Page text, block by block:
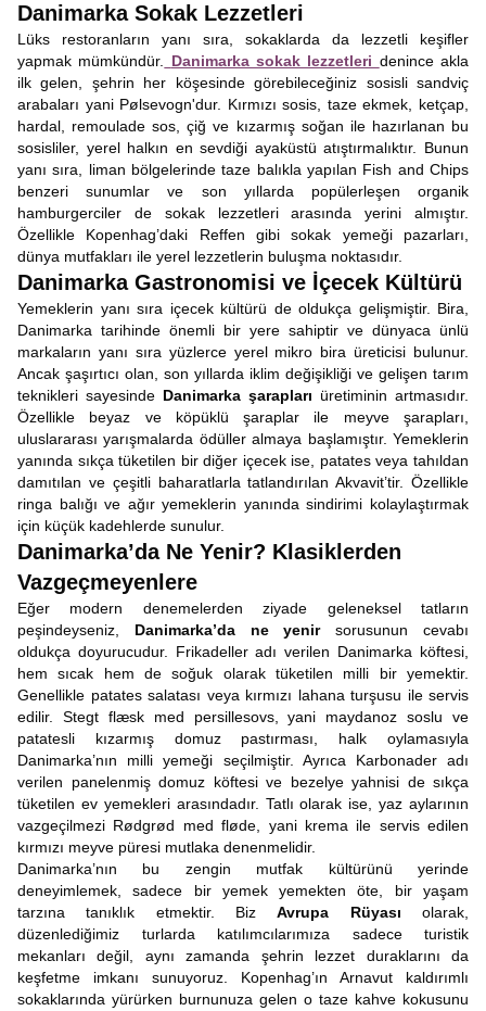
Danimarka Sokak Lezzetleri
Lüks restoranların yanı sıra, sokaklarda da lezzetli keşifler
yapmak mümkündür.
Danimarka sokak lezzetleri denince akla
ilk gelen, şehrin her köşesinde görebileceğiniz sosisli sandviç
arabaları yani Pølsevogn'dur. Kırmızı sosis, taze ekmek, ketçap,
hardal, remoulade sos, çiğ ve kızarmış soğan ile hazırlanan bu
sosisliler, yerel halkın en sevdiği ayaküstü atıştırmalıktır. Bunun
yanı sıra, liman bölgelerinde taze balıkla yapılan Fish and Chips
benzeri sunumlar ve son yıllarda popülerleşen organik
hamburgerciler de sokak lezzetleri arasında yerini almıştır.
Özellikle Kopenhag’daki Reffen gibi sokak yemeği pazarları,
dünya mutfakları ile yerel lezzetlerin buluşma noktasıdır.
Danimarka Gastronomisi ve İçecek Kültürü
Yemeklerin yanı sıra içecek kültürü de oldukça gelişmiştir. Bira,
Danimarka tarihinde önemli bir yere sahiptir ve dünyaca ünlü
markaların yanı sıra yüzlerce yerel mikro bira üreticisi bulunur.
Ancak şaşırtıcı olan, son yıllarda iklim değişikliği ve gelişen tarım
teknikleri sayesinde Danimarka şarapları üretiminin artmasıdır.
Özellikle beyaz ve köpüklü şaraplar ile meyve şarapları,
uluslararası yarışmalarda ödüller almaya başlamıştır. Yemeklerin
yanında sıkça tüketilen bir diğer içecek ise, patates veya tahıldan
damıtılan ve çeşitli baharatlarla tatlandırılan Akvavit’tir. Özellikle
ringa balığı ve ağır yemeklerin yanında sindirimi kolaylaştırmak
için küçük kadehlerde sunulur.
Danimarka’da Ne Yenir? Klasiklerden
Vazgeçmeyenlere
Eğer modern denemelerden ziyade geleneksel tatların
peşindeyseniz, Danimarka’da ne yenirsorusunun cevabı
oldukça doyurucudur. Frikadeller adı verilen Danimarka köftesi,
hem sıcak hem de soğuk olarak tüketilen milli bir yemektir.
Genellikle patates salatası veya kırmızı lahana turşusu ile servis
edilir. Stegt flæsk med persillesovs, yani maydanoz soslu ve
patatesli kızarmış domuz pastırması, halk oylamasıyla
Danimarka’nın milli yemeği seçilmiştir. Ayrıca Karbonader adı
verilen panelenmiş domuz köftesi ve bezelye yahnisi de sıkça
tüketilen ev yemekleri arasındadır. Tatlı olarak ise, yaz aylarının
vazgeçilmezi Rødgrød med fløde, yani krema ile servis edilen
kırmızı meyve püresi mutlaka denenmelidir.
Danimarka’nın bu zengin mutfak kültürünü yerinde
deneyimlemek, sadece bir yemek yemekten öte, bir yaşam
tarzına tanıklık etmektir. BizAvrupa Rüyası olarak,
düzenlediğimiz turlarda katılımcılarımıza sadece turistik
mekanları değil, aynı zamanda şehrin lezzet duraklarını da
keşfetme imkanı sunuyoruz. Kopenhag’ın Arnavut kaldırımlı
sokaklarında yürürken burnunuza gelen o taze kahve kokusunu